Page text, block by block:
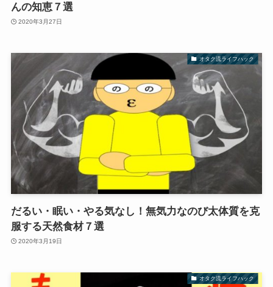
んの知恵７選
2020年3月27日
オタク流ライフハック
だるい・眠い・やる気なし！無気力なのび太体質を克
服する天然食材７選
2020年3月19日
オタク流ライフハック